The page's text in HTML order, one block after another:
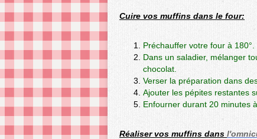
Cuire vos muffins dans le four:
Préchauffer votre four à 180°.
Dans un saladier, mélanger
chocolat.
Verser la préparation dans
Ajouter les pépites restantes
Enfourner durant 20 minutes à
Réaliser vos muffins dans